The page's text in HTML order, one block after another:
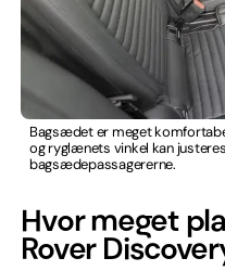
Bagsædet er meget
og ryglænets vinkel kan
bagsædepassagererne.
Hvor meget
Rover